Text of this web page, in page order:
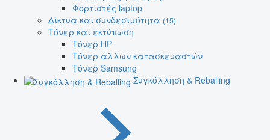
Φορτιστές laptop
Δίκτυα και συνδεσιμότητα (15)
Τόνερ και εκτύπωση
Τόνερ HP
Τόνερ άλλων κατασκευαστών
Τόνερ Samsung
Συγκόλληση & Reballing